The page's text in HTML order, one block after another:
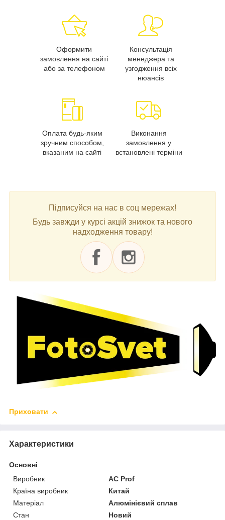
Оформити
замовлення на сайті
або за телефоном
Консультація
менеджера та
узгодження всіх
нюансів
Оплата будь-яким
зручним способом,
вказаним на сайті
Виконання
замовлення у
встановлені терміни
Підписуйся на нас в соц мережах!
Будь завжди у курсі акцій знижок та нового
надходження товару!
Приховати
Характеристики
Основні
Виробник
AC Prof
Країна виробник
Китай
Матеріал
Алюмінієвий сплав
Стан
Новий